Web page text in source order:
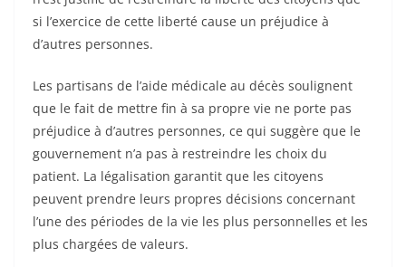
si l’exercice de cette liberté cause un préjudice à
d’autres personnes.
Les partisans de l’aide médicale au décès soulignent
que le fait de mettre fin à sa propre vie ne porte pas
préjudice à d’autres personnes, ce qui suggère que le
gouvernement n’a pas à restreindre les choix du
patient. La légalisation garantit que les citoyens
peuvent prendre leurs propres décisions concernant
l’une des périodes de la vie les plus personnelles et les
plus chargées de valeurs.